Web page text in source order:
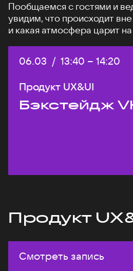
Пообщаемся с гостями и
увидим, что происходит
и какая атмосфера царит на
Дата:
06.03 / Начало:
13:40 – Конец:
14:20
Продукт UX&UI
Бэкстейдж
Продукт
Смотреть запись